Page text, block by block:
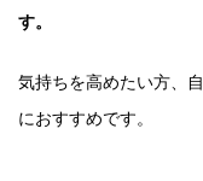
す。
気持ちを高めたい方、
におすすめです。